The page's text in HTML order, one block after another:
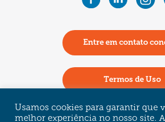
Entre em contato
Termos de Uso
Política de
Usamos cookies para garantir que
melhor experiência no nosso site.